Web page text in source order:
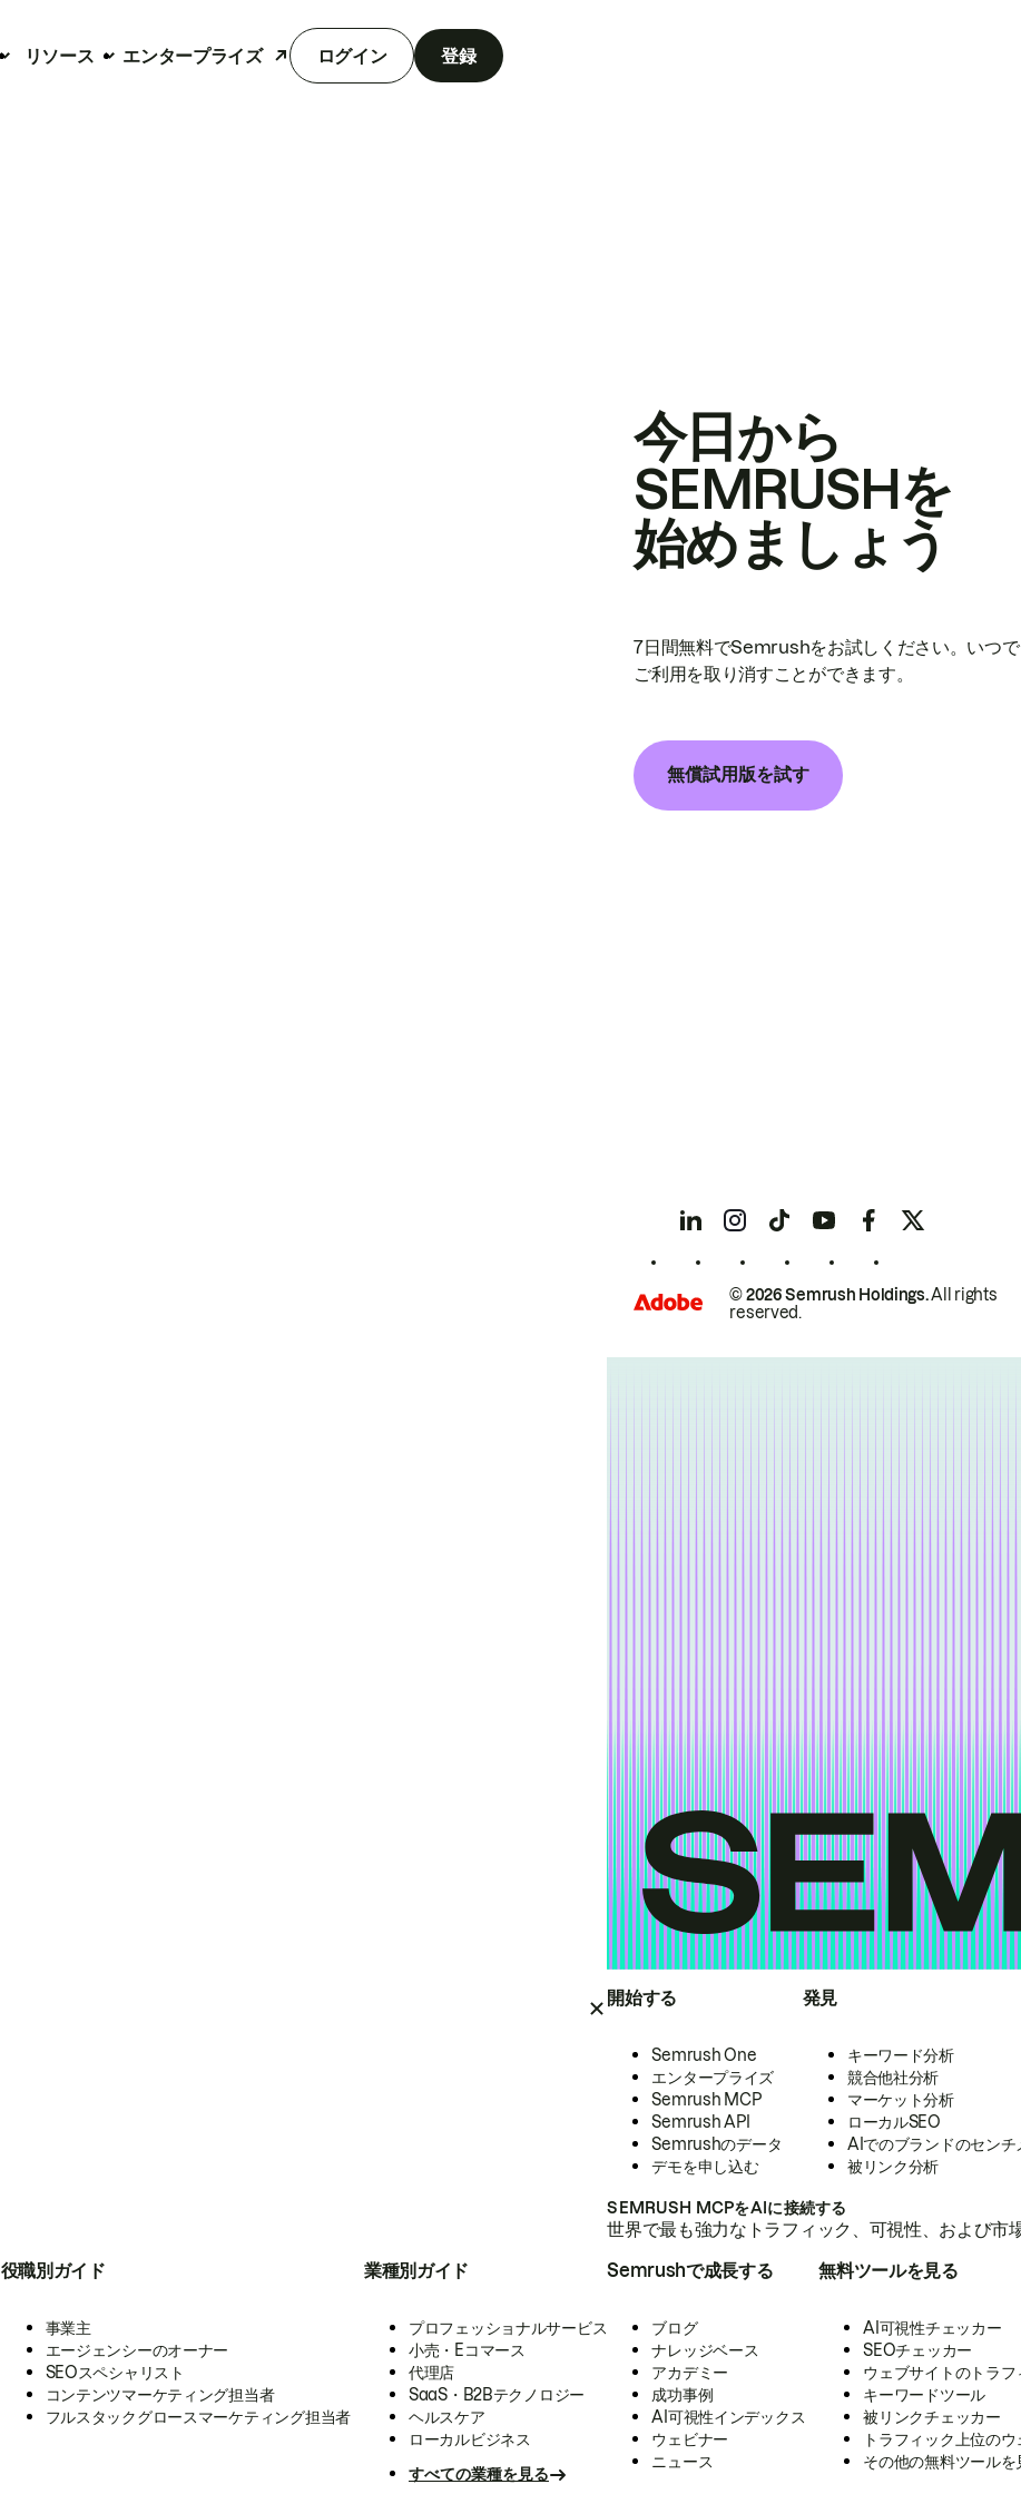
リソース エンタープライズ ログイン 登録
開始する
Semrush One
エンタープライズ
Semrush MCP
Semrush API
Semrushのデータ
デモを申し込む
発見
キーワード分析
競合他社分析
マーケット分析
ローカルSEO
AIでのブランドのセンチ
被リンク分析
SEMRUSH MCPをAIに接続する
世界で最も強力なトラフィック、可視性、および
役職別ガイド
事業主
エージェンシーのオーナー
SEOスペシャリスト
コンテンツマーケティング担当者
フルスタックグロースマーケティング担当者
業種別ガイド
プロフェッショナルサービス
小売・Eコマース
代理店
SaaS・B2Bテクノロジー
ヘルスケア
ローカルビジネス
すべての業種を見る
Semrushで成長する
ブログ
ナレッジベース
アカデミー
成功事例
AI可視性インデックス
ウェビナー
ニュース
無料ツールを見る
AI可視性チェッカー
SEOチェッカー
ウェブサイトのトラ
キーワードツール
被リンクチェッカー
トラフィック上位の
その他の無料ツールを
今日から
SEMRUSHを
始めましょう
7日間無料でSemrushをお試しください。いつ
ご利用を取り消すことができます。
無償試用版を試す
© 2026 Semrush Holdings.All rights
reserved.